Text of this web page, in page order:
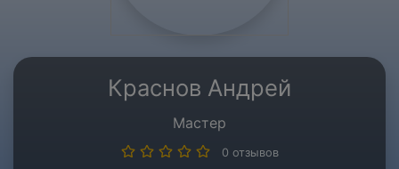
Краснов Андрей
Мастер
0 отзывов